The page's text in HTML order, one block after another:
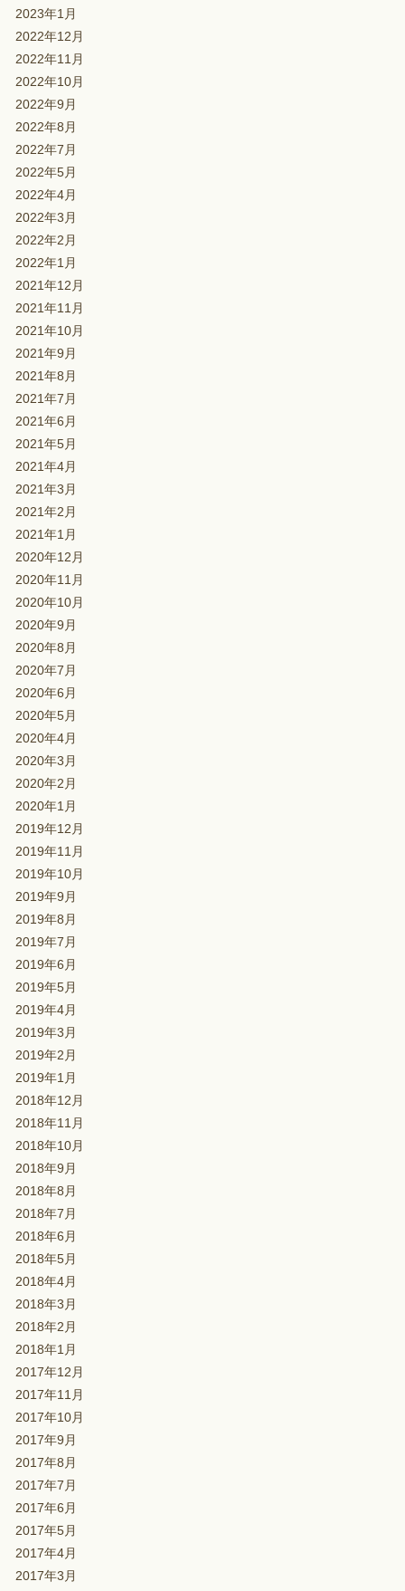
2023年1月
2022年12月
2022年11月
2022年10月
2022年9月
2022年8月
2022年7月
2022年5月
2022年4月
2022年3月
2022年2月
2022年1月
2021年12月
2021年11月
2021年10月
2021年9月
2021年8月
2021年7月
2021年6月
2021年5月
2021年4月
2021年3月
2021年2月
2021年1月
2020年12月
2020年11月
2020年10月
2020年9月
2020年8月
2020年7月
2020年6月
2020年5月
2020年4月
2020年3月
2020年2月
2020年1月
2019年12月
2019年11月
2019年10月
2019年9月
2019年8月
2019年7月
2019年6月
2019年5月
2019年4月
2019年3月
2019年2月
2019年1月
2018年12月
2018年11月
2018年10月
2018年9月
2018年8月
2018年7月
2018年6月
2018年5月
2018年4月
2018年3月
2018年2月
2018年1月
2017年12月
2017年11月
2017年10月
2017年9月
2017年8月
2017年7月
2017年6月
2017年5月
2017年4月
2017年3月